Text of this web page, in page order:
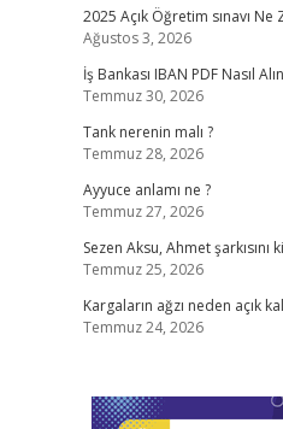
2025 Açık Öğretim sınavı Ne
Ağustos 3, 2026
İş Bankası IBAN PDF Nasıl
Temmuz 30, 2026
Tank nerenin malı ?
Temmuz 28, 2026
Ayyuce anlamı ne ?
Temmuz 27, 2026
Sezen Aksu, Ahmet şarkısını
Temmuz 25, 2026
Kargaların ağzı neden açık
Temmuz 24, 2026